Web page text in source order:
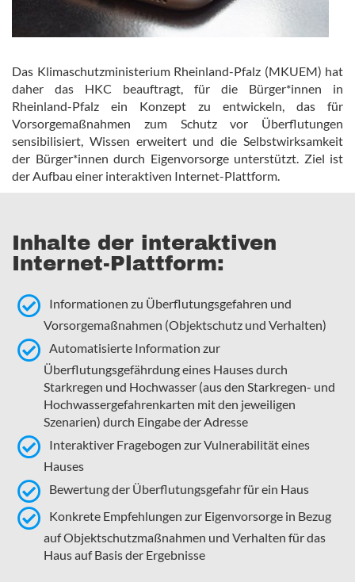
Das Klimaschutzministerium Rheinland-Pfalz (MKUEM) hat
daher das HKC beauftragt, für die Bürger*innen in
Rheinland-Pfalz ein Konzept zu entwickeln, das für
Vorsorgemaßnahmen zum Schutz vor Überflutungen
sensibilisiert, Wissen erweitert und die Selbstwirksamkeit
der Bürger*innen durch Eigenvorsorge unterstützt. Ziel ist
der Aufbau einer interaktiven Internet-Plattform.
Inhalte der interaktiven
Internet-Plattform:
Informationen zu Überflutungsgefahren und
Vorsorgemaßnahmen (Objektschutz und Verhalten)
Automatisierte Information zur
Überflutungsgefährdung eines Hauses durch
Starkregen und Hochwasser (aus den Starkregen- und
Hochwassergefahrenkarten mit den jeweiligen
Szenarien) durch Eingabe der Adresse
Interaktiver Fragebogen zur Vulnerabilität eines
Hauses
Bewertung der Überflutungsgefahr für ein Haus
Konkrete Empfehlungen zur Eigenvorsorge in Bezug
auf Objektschutzmaßnahmen und Verhalten für das
Haus auf Basis der Ergebnisse